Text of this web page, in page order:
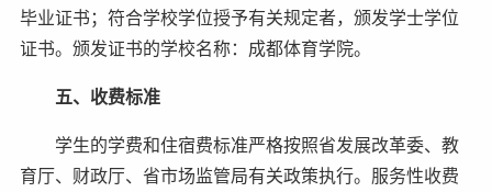
毕业证书；符合学校学位授予有关规定者，颁发学士学位
证书。颁发证书的学校名称：成都体育学院。
五、 收费标准
学生的学费和住宿费标准严格按照省发展改革委、教
育厅、财政厅、省市场监管局有关政策执行。服务性收费